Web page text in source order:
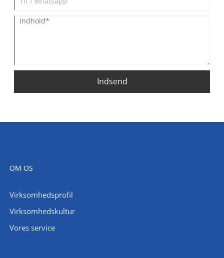
Indsend
OM OS
Virksomhedsprofil
Virksomhedskultur
Vores service